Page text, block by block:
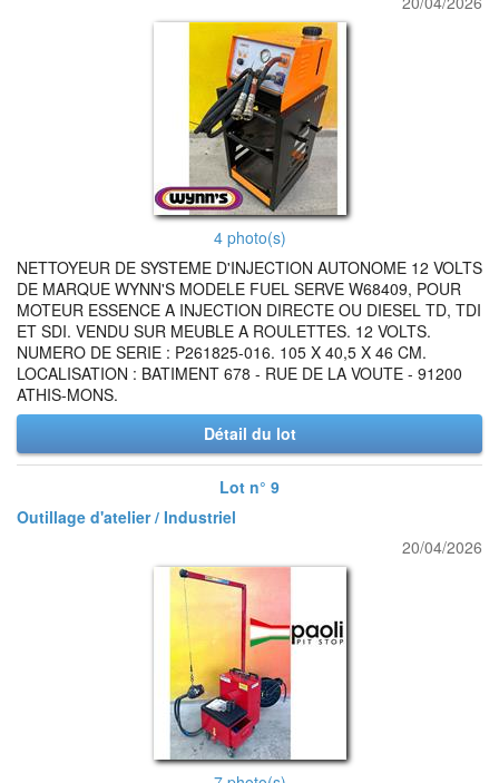
4 photo(s)
NETTOYEUR DE SYSTEME D'INJECTION AUTONOME 12 VOLTS
DE MARQUE WYNN'S MODELE FUEL SERVE W68409, POUR
MOTEUR ESSENCE A INJECTION DIRECTE OU DIESEL TD, TDI
ET SDI. VENDU SUR MEUBLE A ROULETTES. 12 VOLTS.
NUMERO DE SERIE : P261825-016. 105 X 40,5 X 46 CM.
LOCALISATION : BATIMENT 678 - RUE DE LA VOUTE - 91200
ATHIS-MONS.
Détail du lot
Lot n° 9
Outillage d'atelier / Industriel
20/04/2026